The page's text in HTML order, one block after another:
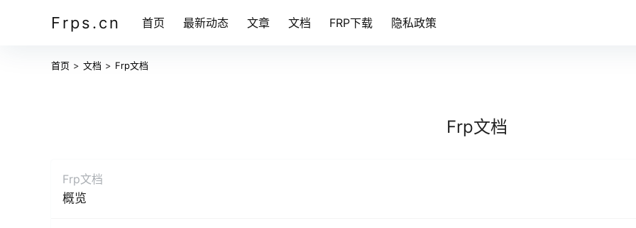
Frps.cn 首页 最新动态 文章 文档 FRP下载 隐私政策
首页 > 文档 > Frp文档
Frp文档
Frp文档
概览